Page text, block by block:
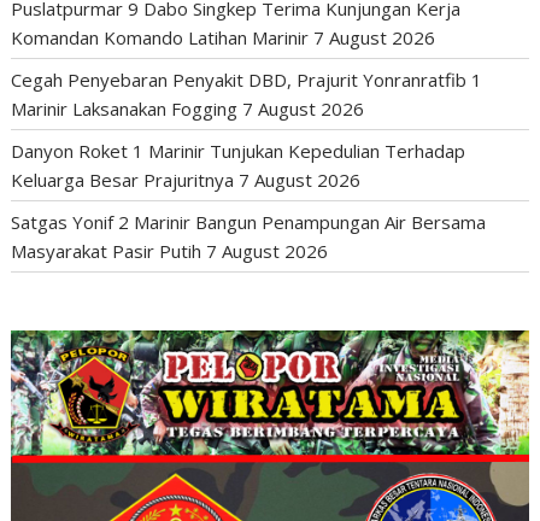
Puslatpurmar 9 Dabo Singkep Terima Kunjungan Kerja
Komandan Komando Latihan Marinir 7 August 2026
Cegah Penyebaran Penyakit DBD, Prajurit Yonranratfib 1
Marinir Laksanakan Fogging 7 August 2026
Danyon Roket 1 Marinir Tunjukan Kepedulian Terhadap
Keluarga Besar Prajuritnya 7 August 2026
Satgas Yonif 2 Marinir Bangun Penampungan Air Bersama
Masyarakat Pasir Putih 7 August 2026